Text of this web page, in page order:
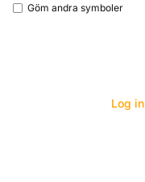
Göm andra symboler
Log in